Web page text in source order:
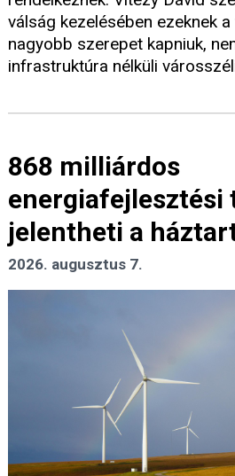
válság kezelésében ezeknek
nagyobb szerepet kapniuk,
infrastruktúra nélküli
868 milliárdos
energiafejlesztési
jelentheti a
2026. augusztus 7.